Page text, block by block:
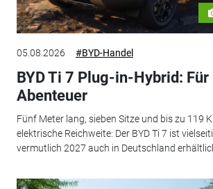
05.08.2026 #BYD-Handel
BYD Ti 7 Plug-in-Hybrid: Für
Abenteuer
Fünf Meter lang, sieben Sitze und bis zu 119
elektrische Reichweite: Der BYD Ti 7 ist
vermutlich 2027 auch in Deutschland